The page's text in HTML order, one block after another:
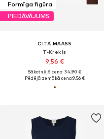
Formīga figūra
PIEDĀVĀJUMS
CITA MAASS
T-Krekls
9,56 €
Sākotnējā cena: 34,90 €
Pēdējā zemākā cena:9,56 €